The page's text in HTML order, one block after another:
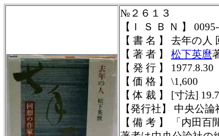
№２６１３
【Ｉ Ｓ Ｂ Ｎ 】
【 書 名 】 去年の
【 著 者 】 松下英麿
【 発 行 】 1977.8.30
【 価 格 】 \1,600
【 体 裁 】 [寸法]
【発行社】 中央公論
【 備 考 】 「内田